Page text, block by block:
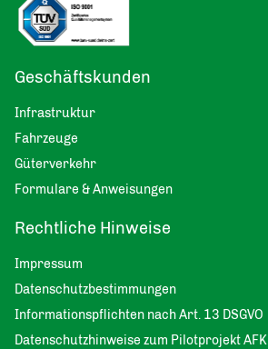
Geschäftskunden
Infrastruktur
Fahrzeuge
Güterverkehr
Formulare & Anweisungen
Rechtliche Hinweise
Impressum
Datenschutzbestimmungen
Informationspflichten nach Art. 13 DSGVO
Datenschutzhinweise zum Pilotprojekt AFK